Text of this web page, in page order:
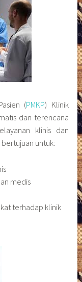
(PMKP) Klinik
dan terencana
klinis dan
bertujuan untuk:
medis
terhadap klinik